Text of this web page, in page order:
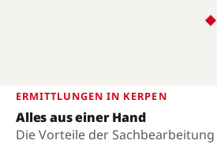
ERMITTLUNGEN IN KERPEN
Alles aus einer Hand
Die Vorteile der